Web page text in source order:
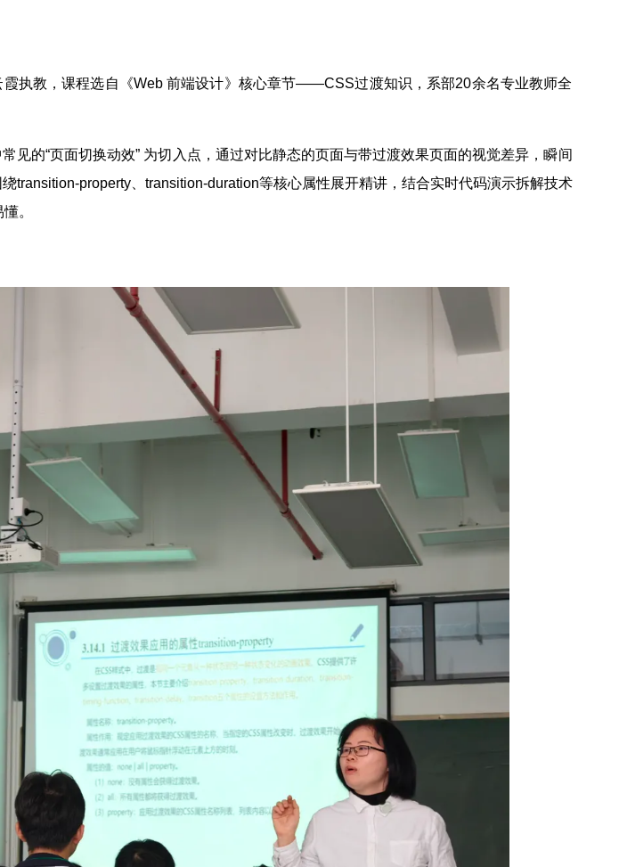
霞执教，课程选自《Web 前端设计》核心章节——CSS过渡知识，系部20余名专业教师全
见的“页面切换动效” 为切入点，通过对比静态的页面与带过渡效果页面的视觉差异，瞬间
transition-property、transition-duration等核心属性展开精讲，结合实时代码演示拆解技术
。